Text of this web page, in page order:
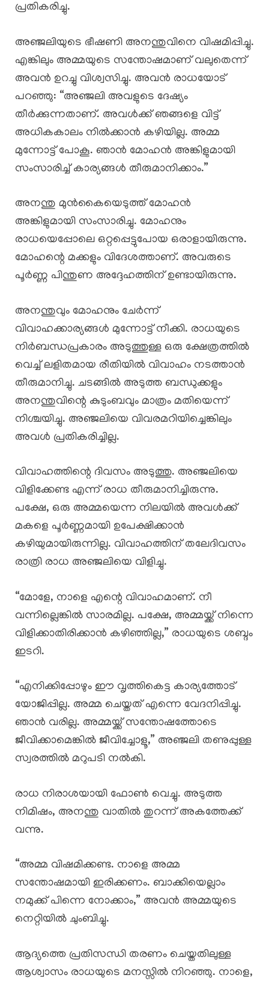
പ്രതികരിച്ചു.
അഞ്ജലിയുടെ ഭീഷണി അനന്തുവിനെ വിഷമിപ്പിച്ചു.
എങ്കിലും അമ്മയുടെ സന്തോഷമാണ് വലുതെന്ന്
അവൻ ഉറച്ചു വിശ്വസിച്ചു. അവൻ രാധയോട്
പറഞ്ഞു: “അഞ്ജലി അവളുടെ ദേഷ്യം
തീർക്കുന്നതാണ്. അവൾക്ക് ഞങ്ങളെ വിട്ട്
അധികകാലം നിൽക്കാൻ കഴിയില്ല. അമ്മ
മുന്നോട്ട് പോകൂ. ഞാൻ മോഹൻ അങ്കിളുമായി
സംസാരിച്ച് കാര്യങ്ങൾ തീരുമാനിക്കാം.”
അനന്തു മുൻകൈയെടുത്ത് മോഹൻ
അങ്കിളുമായി സംസാരിച്ചു. മോഹനും
രാധയെപ്പോലെ ഒറ്റപ്പെട്ടുപോയ ഒരാളായിരുന്നു.
മോഹന്റെ മക്കളും വിദേശത്താണ്. അവരുടെ
പൂർണ്ണ പിന്തുണ അദ്ദേഹത്തിന് ഉണ്ടായിരുന്നു.
അനന്തുവും മോഹനും ചേർന്ന്
വിവാഹക്കാര്യങ്ങൾ മുന്നോട്ട് നീക്കി. രാധയുടെ
നിർബന്ധപ്രകാരം അടുത്തുള്ള ഒരു ക്ഷേത്രത്തിൽ
വെച്ച് ലളിതമായ രീതിയിൽ വിവാഹം നടത്താൻ
തീരുമാനിച്ചു. ചടങ്ങിൽ അടുത്ത ബന്ധുക്കളും
അനന്തുവിന്റെ കുടുംബവും മാത്രം മതിയെന്ന്
നിശ്ചയിച്ചു. അഞ്ജലിയെ വിവരമറിയിച്ചെങ്കിലും
അവൾ പ്രതികരിച്ചില്ല.
വിവാഹത്തിന്റെ ദിവസം അടുത്തു. അഞ്ജലിയെ
വിളിക്കേണ്ട എന്ന് രാധ തീരുമാനിച്ചിരുന്നു.
പക്ഷേ, ഒരു അമ്മയെന്ന നിലയിൽ അവൾക്ക്
മകളെ പൂർണ്ണമായി ഉപേക്ഷിക്കാൻ
കഴിയുമായിരുന്നില്ല. വിവാഹത്തിന് തലേദിവസം
രാത്രി രാധ അഞ്ജലിയെ വിളിച്ചു.
“മോളേ, നാളെ എന്റെ വിവാഹമാണ്. നീ
വന്നില്ലെങ്കിൽ സാരമില്ല. പക്ഷേ, അമ്മയ്ക്ക് നിന്നെ
വിളിക്കാതിരിക്കാൻ കഴിഞ്ഞില്ല,” രാധയുടെ ശബ്ദം
ഇടറി.
“എനിക്കിപ്പോഴും ഈ വൃത്തികെട്ട കാര്യത്തോട്
യോജിപ്പില്ല. അമ്മ ചെയ്തത് എന്നെ വേദനിപ്പിച്ചു.
ഞാൻ വരില്ല. അമ്മയ്ക്ക് സന്തോഷത്തോടെ
ജീവിക്കാമെങ്കിൽ ജീവിച്ചോളൂ,” അഞ്ജലി തണുപ്പുള്ള
സ്വരത്തിൽ മറുപടി നൽകി.
രാധ നിരാശയായി ഫോൺ വെച്ചു. അടുത്ത
നിമിഷം, അനന്തു വാതിൽ തുറന്ന് അകത്തേക്ക്
വന്നു.
“അമ്മ വിഷമിക്കണ്ട. നാളെ അമ്മ
സന്തോഷമായി ഇരിക്കണം. ബാക്കിയെല്ലാം
നമുക്ക് പിന്നെ നോക്കാം,” അവൻ അമ്മയുടെ
നെറ്റിയിൽ ചുംബിച്ചു.
ആദ്യത്തെ പ്രതിസന്ധി തരണം ചെയ്തതിലുള്ള
ആശ്വാസം രാധയുടെ മനസ്സിൽ നിറഞ്ഞു. നാളെ,